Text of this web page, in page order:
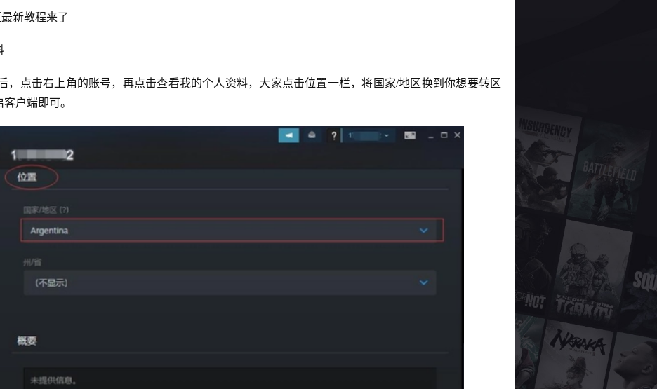
最新教程来了
，点击右上角的账号，再点击查看我的个人资料，大家点击位置一栏，将国家/地区换到你想要转区
户端即可。